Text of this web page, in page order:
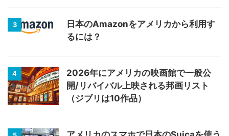
3
日本のAmazonをアメリカから利用す
るには？
4
2026年にアメリカの映画館で一般公
開/リバイバル上映される邦画リスト
（ジブリは10作品）